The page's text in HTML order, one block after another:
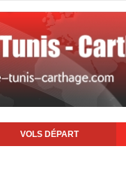
VOLS DÉPART